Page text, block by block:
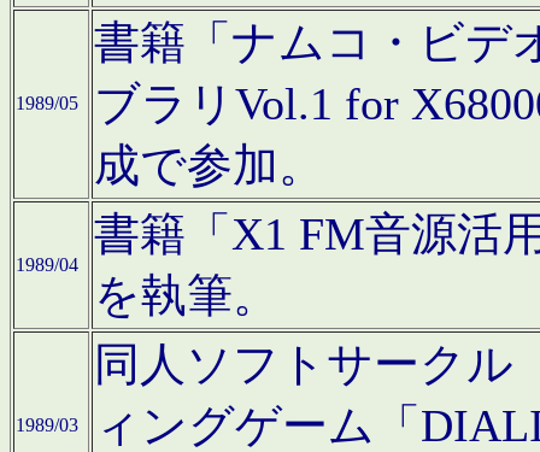
1989/05
書籍「ナムコ・ビデ
ブラリVol.1 for
成で参加。
1989/04
書籍「X1 FM音源活
を執筆。
1989/03
同人ソフトサークル
ィングゲーム「